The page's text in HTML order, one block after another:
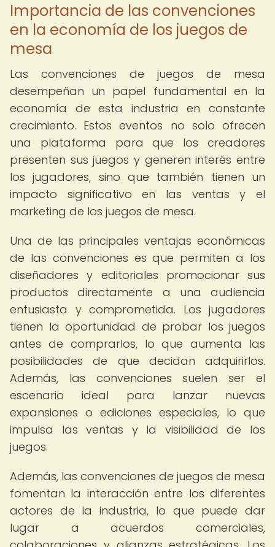
Importancia de las convenciones
en la economía de los juegos de
mesa
Las convenciones de juegos de mesa
desempeñan un papel fundamental en la
economía de esta industria en constante
crecimiento. Estos eventos no solo ofrecen
una plataforma para que los creadores
presenten sus juegos y generen interés entre
los jugadores, sino que también tienen un
impacto significativo en las ventas y el
marketing de los juegos de mesa.
Una de las principales ventajas económicas
de las convenciones es que permiten a los
diseñadores y editoriales promocionar sus
productos directamente a una audiencia
entusiasta y comprometida. Los jugadores
tienen la oportunidad de probar los juegos
antes de comprarlos, lo que aumenta las
posibilidades de que decidan adquirirlos.
Además, las convenciones suelen ser el
escenario ideal para lanzar nuevas
expansiones o ediciones especiales, lo que
impulsa las ventas y la visibilidad de los
juegos.
Además, las convenciones de juegos de mesa
fomentan la interacción entre los diferentes
actores de la industria, lo que puede dar
lugar a acuerdos comerciales,